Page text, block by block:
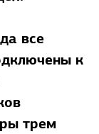
все
к
трем